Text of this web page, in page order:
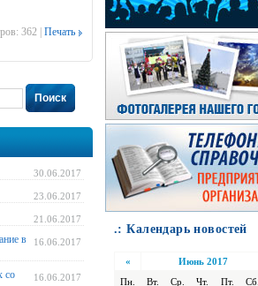
362 | Печать
Поиск
30.06.2017
23.06.2017
21.06.2017
16.06.2017
в
16.06.2017
со
.: Календарь новостей
«
Июнь 2017
Пн.
Вт. Ср. Чт. Пт. Сб.